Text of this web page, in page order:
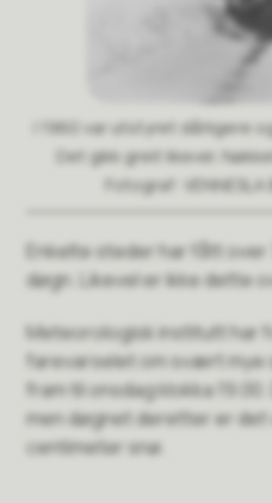
I 1960 var utstyret dårligere
Det gikk greit likevel.
VENNESLA
Enkelte steder har fått
døgn. Likevel er ikke dette
Meteorologisk institutt har
farevarselet om svært
fram til onsdag klokka
men døgnet deretter er det
centimeter snø.